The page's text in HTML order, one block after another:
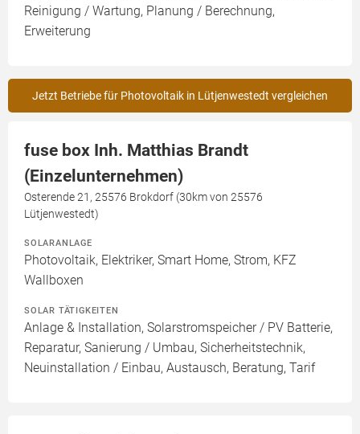
Reinigung / Wartung, Planung / Berechnung,
Erweiterung
Jetzt Betriebe für Photovoltaik in Lütjenwestedt vergleichen
fuse box Inh. Matthias Brandt
(Einzelunternehmen)
Osterende 21, 25576 Brokdorf (30km von 25576
Lütjenwestedt)
SOLARANLAGE
Photovoltaik, Elektriker, Smart Home, Strom, KFZ
Wallboxen
SOLAR TÄTIGKEITEN
Anlage & Installation, Solarstromspeicher / PV Batterie,
Reparatur, Sanierung / Umbau, Sicherheitstechnik,
Neuinstallation / Einbau, Austausch, Beratung, Tarif